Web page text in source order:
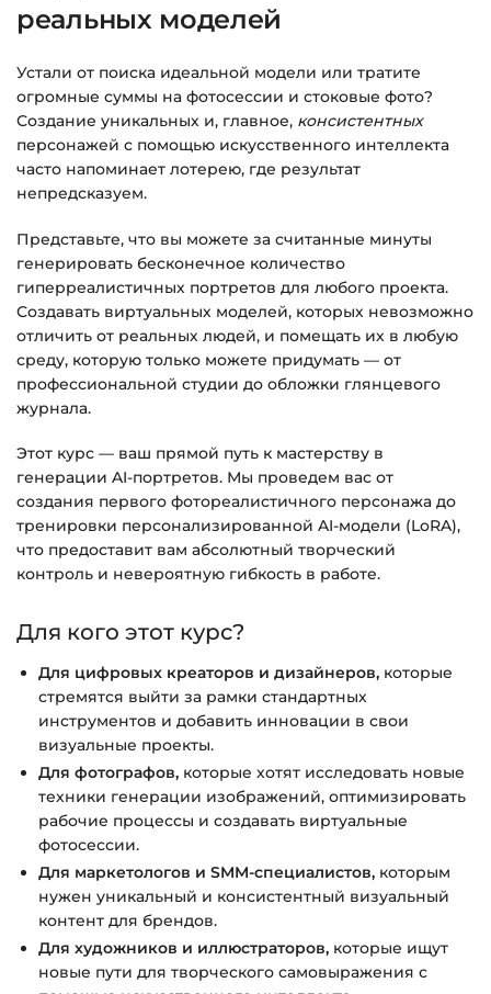
реальных моделей
Устали от поиска идеальной модели или тратите
огромные суммы на фотосессии и стоковые фото?
Создание уникальных и, главное, консистентных
персонажей с помощью искусственного интеллекта
часто напоминает лотерею, где результат
непредсказуем.
Представьте, что вы можете за считанные минуты
генерировать бесконечное количество
гиперреалистичных портретов для любого проекта.
Создавать виртуальных моделей, которых невозможно
отличить от реальных людей, и помещать их в любую
среду, которую только можете придумать — от
профессиональной студии до обложки глянцевого
журнала.
Этот курс — ваш прямой путь к мастерству в
генерации AI-портретов. Мы проведем вас от
создания первого фотореалистичного персонажа до
тренировки персонализированной AI-модели (LoRA),
что предоставит вам абсолютный творческий
контроль и невероятную гибкость в работе.
Для кого этот курс?
Для цифровых креаторов и дизайнеров, которые
стремятся выйти за рамки стандартных
инструментов и добавить инновации в свои
визуальные проекты.
Для фотографов, которые хотят исследовать новые
техники генерации изображений, оптимизировать
рабочие процессы и создавать виртуальные
фотосессии.
Для маркетологов и SMM-специалистов, которым
нужен уникальный и консистентный визуальный
контент для брендов.
Для художников и иллюстраторов, которые ищут
новые пути для творческого самовыражения с